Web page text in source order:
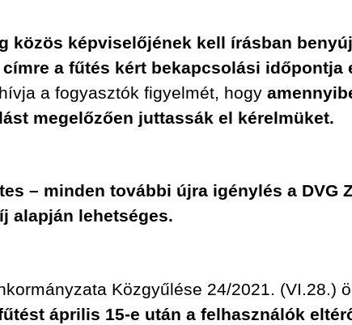
közös képviselőjének kell írásban
a fűtés kért bekapcsolási időpontja
a fogyasztók figyelmét, hogy
megelőzően juttassák el kérelmüket.
– minden további újra igénylés a DVG
alapján lehetséges.
Közgyűlése 24/2021. (VI.28.)
április 15-e után a felhasználók